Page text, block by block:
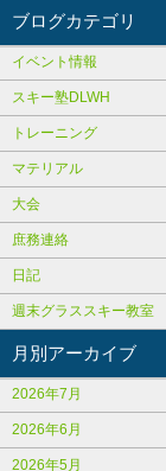
ブログカテゴリ
イベント情報
スキー塾DLWH
トレーニング
マテリアル
大会
庶務連絡
日記
週末グラススキー教室
月別アーカイブ
2026年7月
2026年6月
2026年5月